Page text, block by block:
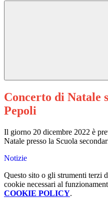
Concerto di Natale
Pepoli
Il giorno 20 dicembre 2022 è
Natale presso la Scuola
Notizie
Questo sito o gli strumenti terzi
cookie necessari al
COOKIE POLICY.